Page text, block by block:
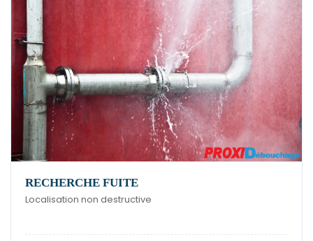
RECHERCHE FUITE
Localisation non destructive